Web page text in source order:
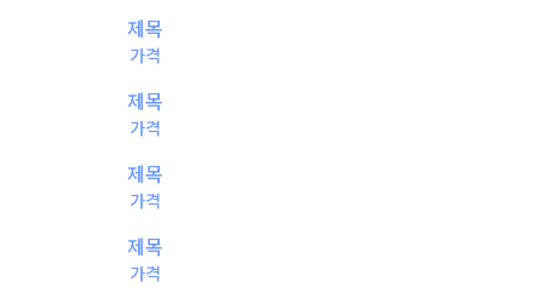
제목
가격
제목
가격
제목
가격
제목
가격